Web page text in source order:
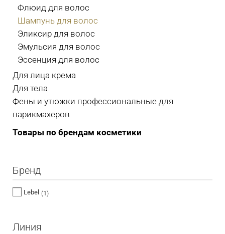
Флюид для волос
Шампунь для волос
Эликсир для волос
Эмульсия для волос
Эссенция для волос
Для лица крема
Для тела
Фены и утюжки профессиональные для
парикмахеров
Товары по брендам косметики
Бренд
Lebel (1)
Линия